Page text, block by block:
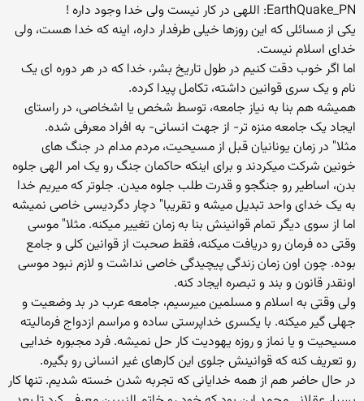
EarthQuake_PN: اللهی در کار نیست ولی خدا وجود داره !
یکی از مسائلی که این روزها خیلی طرفدار داره، اینه که خدا هست، ولی
خدای اسلام نیست.
اما اگر خوب دقت کنیم در طول تاریخ بشر، خدا که در هر دوره ای یک
نام و یک سری قوانین داشته، تکامل پیدا کرده.
همیشه هم بنا به نیاز جامعه، توسط شخص یا اشخاصی، در راستای
ایجاد یک جامعه منزه تر- از جهت انسانی- به افراد معرفی شده.
مثلا" در زمان یونانیان قبل از مسیحیت، مردم مدام در جنگ های
خونین شرکت میکردند و برای اینکه حاکمان جنگ رو یک امر الهی جلوه
بدن، اساطیر رو جنگجو و قدرت طلب جلوه میدن. جلوتر که میریم خدا
به یک خدای واحد تبدیل میشه و تقریبا" دچار دگردیسی خاصی نمیشه
اما از سوی دیگر تمام قوانینش بنا به زمان تغییر میکنه. مثلا" موسی
وقتی ده فرمان رو دریافت میکنه، فقط صحبت از قوانین کلی و جامع
بوده. چون اون زمان زندگی پیچیدگی خاصی نداشت و لازم نبود موسی
اونقدر قانون و بند و تبصره ایجاد کنه.
ولی وقتی به اسلام و مسلمین میرسیم، جامعه عرب در بد وضعیت و
جهلی گیر میکنه. با یکسری خداپرستی ساده و مراسم ازدواج فرمالیته
مسیحیت و یا نماز و روزه یهودیت کار حل نمیشه. فرد مجبوره خدایی
رو تعریف کنه که قوانینش جلوی این کارهای غیر انسانی رو بگیره.
در حال حاضر هم از همه خدایانی که تجربه شدن خسته شدیم. تنها کار